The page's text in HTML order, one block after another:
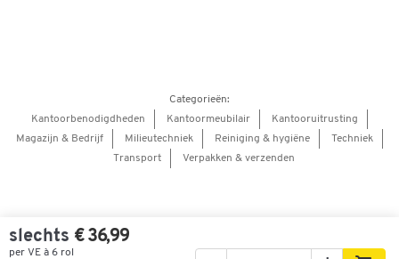
slechts € 36,99
per VE à 6 rol
Categorieën:
Kantoorbenodigdheden
Kantoormeubilair
Kantooruitrusting
Magazijn & Bedrijf
Milieutechniek Reiniging & hygiëne
Techniek
Transport
Verpakken & verzenden